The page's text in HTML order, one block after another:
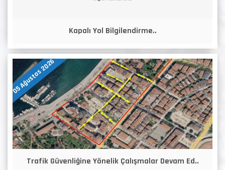
Kapalı Yol Bilgilendirme..
05 Ağustos 2026
Trafik Güvenliğine Yönelik Çalışmalar Devam Ed..